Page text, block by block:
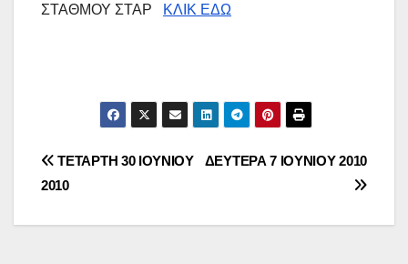
ΣΤΑΘΜΟΥ ΣΤΑΡ
ΚΛΙΚ ΕΔΩ
Πλοήγηση
ΔΕΥΤΕΡΑ 7 ΙΟΥΝΙΟΥ 2010
ΤΕΤΑΡΤΗ 30 ΙΟΥΝΙΟΥ
2010